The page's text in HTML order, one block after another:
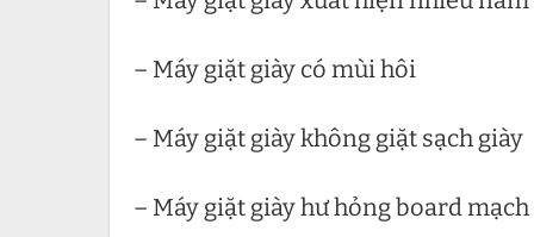
– Máy giặt giày có mùi hôi
– Máy giặt giày không giặt sạch giày
– Máy giặt giày hư hỏng board mạch